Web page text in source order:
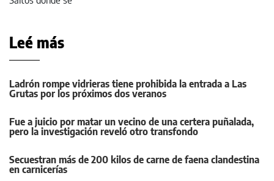
Leé más
Ladrón rompe vidrieras tiene prohibida la entrada a Las
Grutas por los próximos dos veranos
Fue a juicio por matar un vecino de una certera puñalada,
pero la investigación reveló otro transfondo
Secuestran más de 200 kilos de carne de faena clandestina
en carnicerías